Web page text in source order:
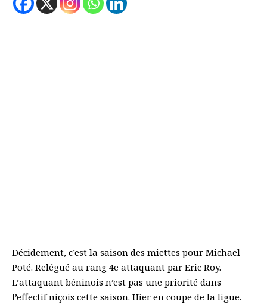
Décidement, c’est la saison des miettes pour Michael
Poté. Relégué au rang 4e attaquant par Eric Roy.
L’attaquant béninois n’est pas une priorité dans
l’effectif niçois cette saison. Hier en coupe de la ligue.